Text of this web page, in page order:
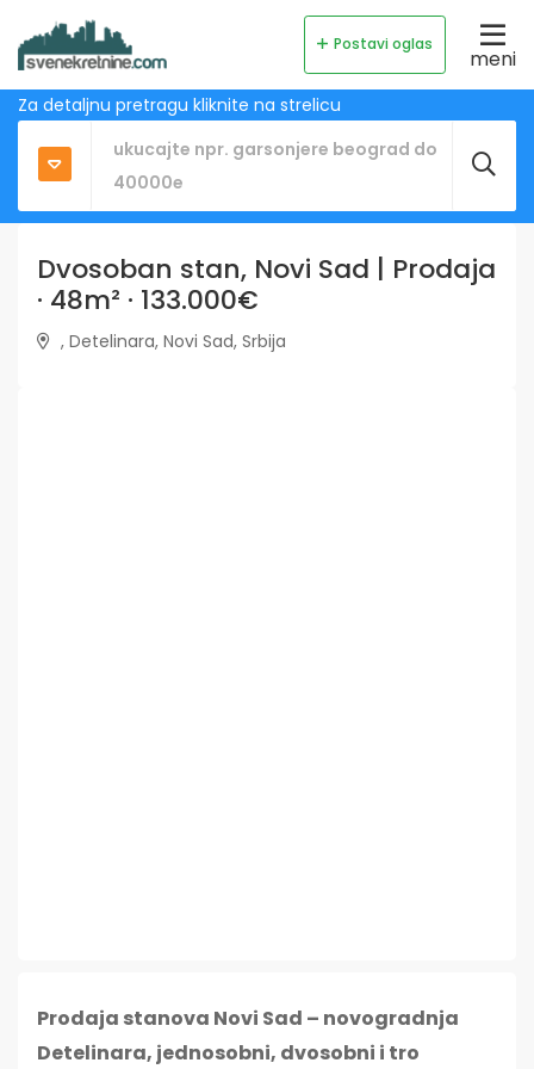
Postavi oglas
meni
Za detaljnu pretragu kliknite na strelicu
Dvosoban stan, Novi Sad | Prodaja
· 48m² · 133.000€
, Detelinara, Novi Sad, Srbija
Prodaja stanova Novi Sad – novogradnja
Detelinara, jednosobni, dvosobni i tro